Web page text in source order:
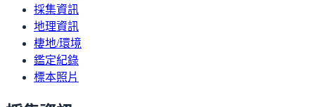
採集資訊
地理資訊
棲地/環境
鑑定紀錄
標本照片